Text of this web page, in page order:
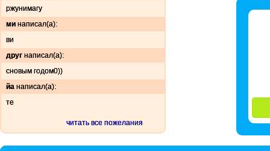
ржунимагу
ми написал(а):
ви
друг написал(а):
сновым годом0))
йа написал(а):
те
читать все пожелания